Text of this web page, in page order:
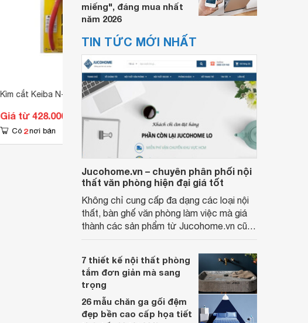
Kìm cắt Keiba N-206S3H
Giá từ 428.000 đ
Có 2 nơi bán
Giá từ 355.300 đ
Có 4 nơi bán
miếng", đáng mua nhất
năm 2026
TIN TỨC MỚI NHẤT
Jucohome.vn – chuyên phân phối nội
thất văn phòng hiện đại giá tốt
Không chỉ cung cấp đa dạng các loại nội
thất, bàn ghế văn phòng làm việc mà giá
thành các sản phẩm từ Jucohome.vn cũng
7 thiết kế nội thất phòng
tắm đơn giản mà sang
trọng
26 mẫu chăn ga gối đệm
đẹp bền cao cấp họa tiết